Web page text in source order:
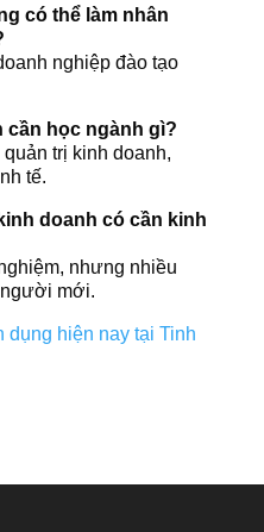
có thể làm nhân
nghiệp đào tạo
cần học ngành gì?
trị kinh doanh,
tế.
doanh có cần kinh
nhưng nhiều
người mới.
dụng hiện nay tại Tinh